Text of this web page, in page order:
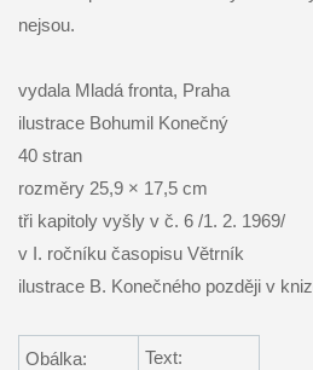
nejsou.
vydala Mladá fronta, Praha
ilustrace Bohumil Konečný
40 stran
rozměry 25,9 × 17,5 cm
tři kapitoly vyšly v č. 6 /1. 2. 1969/
v I. ročníku časopisu Větrník
ilustrace B. Konečného později v
Obálka: Text: